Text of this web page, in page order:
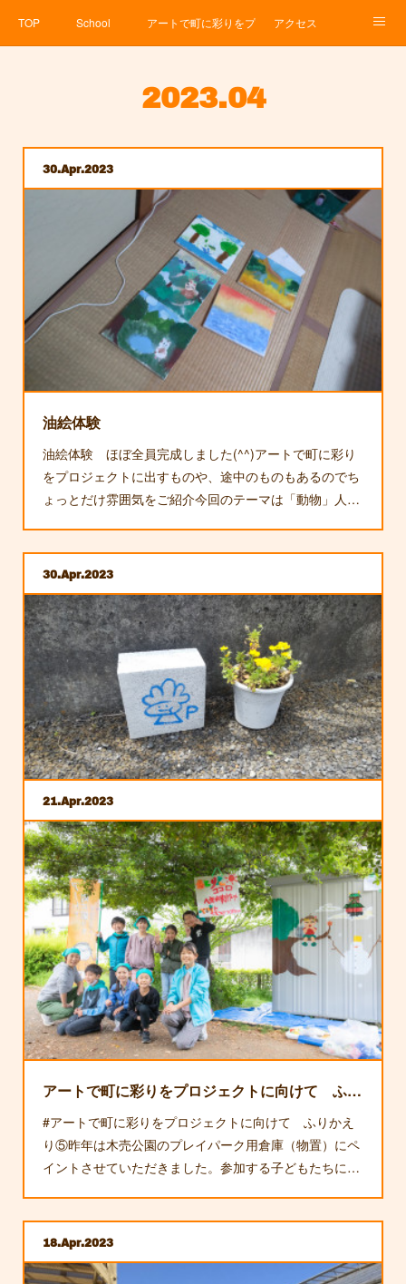
TOP School アートで町に彩りをプロジェクト
アクセス
2023.04
30 Apr 2023
油絵体験
油絵体験 ほぼ全員完成しました(^^)アートで町に彩り
をプロジェクトに出すものや、途中のものもあるのでち
ょっとだけ雰囲気をご紹介今回のテーマは「動物」人…
30 Apr 2023
駐車場🅿が増えました
お知らせあとりえの駐車台数が増えました！通りから2
台と、あとりえの庭の計3台可能になりました。目印は
ココロくん。少しは送迎の負担がなくなると良いなぁ〜
21 Apr 2023
アートで町に彩りをプロジェクトに向けて ふりかえり⑤
#アートで町に彩りをプロジェクトに向けて ふりかえ
り⑤昨年は木売公園のプレイパーク用倉庫（物置）にペ
イントさせていただきました。参加する子どもたちに…
18 Apr 2023